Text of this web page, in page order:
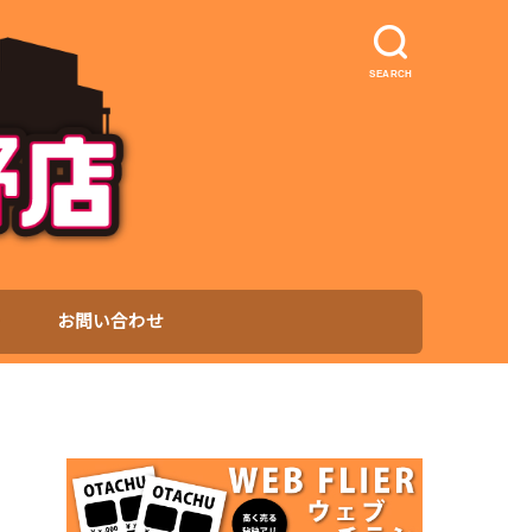
SEARCH
お問い合わせ